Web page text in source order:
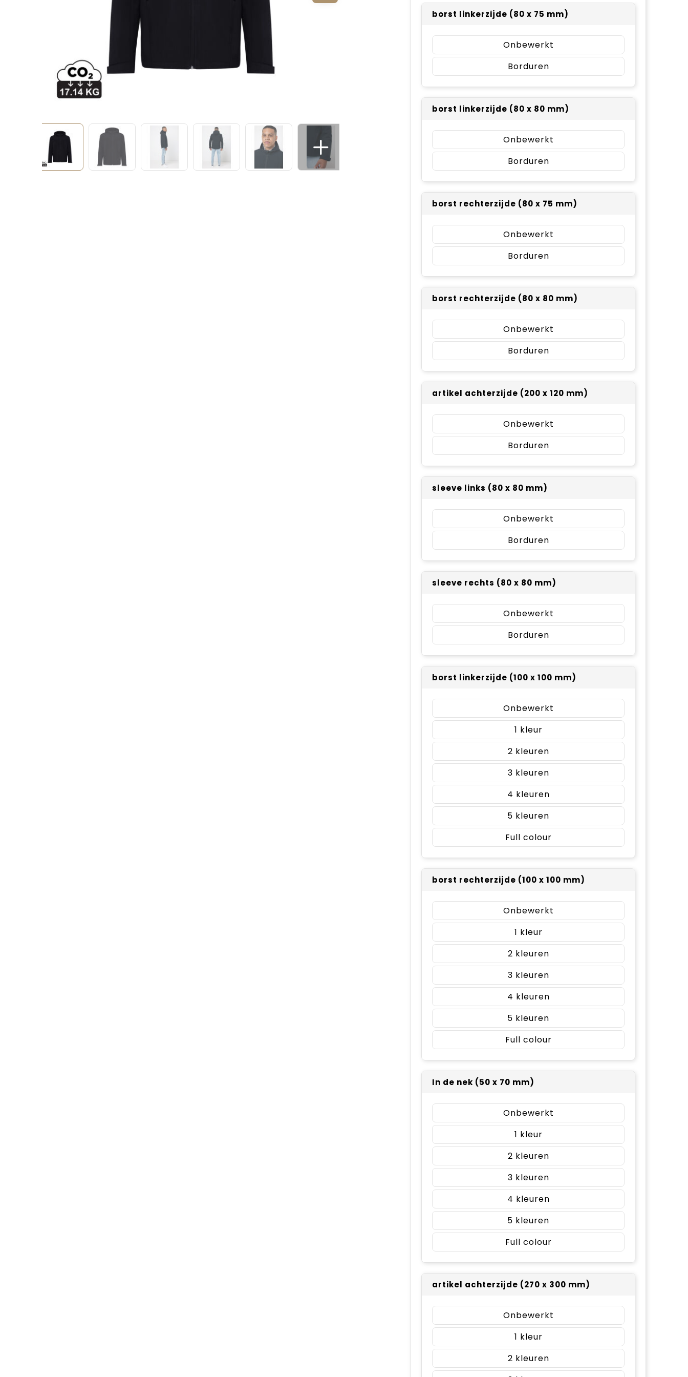
borst linkerzijde (80 x 75 mm)
Onbewerkt
Borduren
borst linkerzijde (80 x 80 mm)
Onbewerkt
Borduren
borst rechterzijde (80 x 75 mm)
Onbewerkt
Borduren
borst rechterzijde (80 x 80 mm)
Onbewerkt
Borduren
artikel achterzijde (200 x 120 mm)
Onbewerkt
Borduren
sleeve links (80 x 80 mm)
Onbewerkt
Borduren
sleeve rechts (80 x 80 mm)
Onbewerkt
Borduren
borst linkerzijde (100 x 100 mm)
Onbewerkt
1
2
3
4
5
Full colour
borst rechterzijde (100 x 100 mm)
Onbewerkt
1
2
3
4
5
Full colour
In de nek (50 x 70 mm)
Onbewerkt
1
2
3
4
5
Full colour
artikel achterzijde (270 x 300 mm)
Onbewerkt
1
2